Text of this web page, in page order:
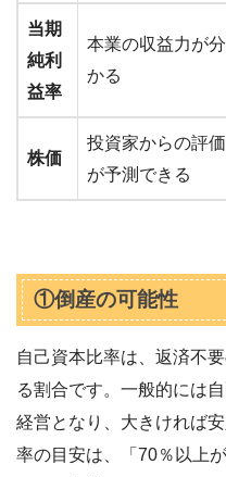
当期
純利
益率
本業の収益力が分
かる
株価
投資家からの評価
が予測できる
①倒産の可能性
自己資本比率は、返済不
る割合です。一般的には
経営となり、大きければ
率の目安は、「70％以上